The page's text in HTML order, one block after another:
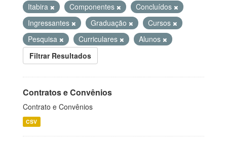
Itabira
Componentes
Concluídos
Ingressantes
Graduação
Cursos
Pesquisa
Curriculares
Alunos
Filtrar Resultados
Contratos e Convênios
Contrato e Convênios
CSV